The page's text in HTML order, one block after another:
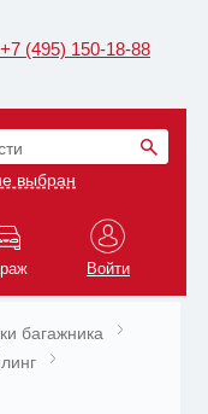
+7 (495) 150-18-88
выбран
Войти
багажника